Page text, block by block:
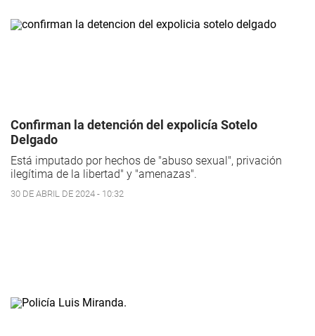
Confirman la detención del expolicía Sotelo
Delgado
Está imputado por hechos de "abuso sexual", privación
ilegítima de la libertad" y "amenazas".
30 DE ABRIL DE 2024 - 10:32